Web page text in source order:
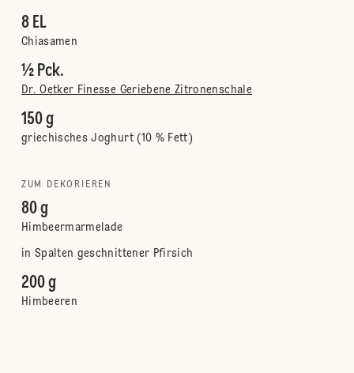
8 EL
Chiasamen
½ Pck.
Dr. Oetker Finesse Geriebene Zitronenschale
150 g
griechisches Joghurt (10 % Fett)
ZUM DEKORIEREN
80 g
Himbeermarmelade
in Spalten geschnittener Pfirsich
200 g
Himbeeren